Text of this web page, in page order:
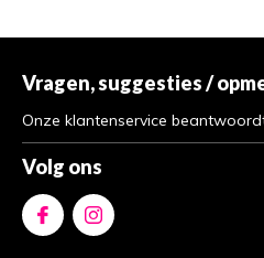
Vragen, suggesties /
Onze klantenservice
Volg ons